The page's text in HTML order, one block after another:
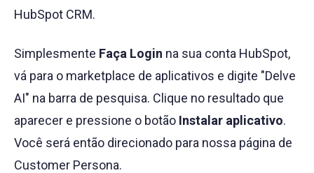
HubSpot CRM.
Simplesmente Faça Login na sua conta HubSpot,
vá para o marketplace de aplicativos e digite "Delve
AI" na barra de pesquisa. Clique no resultado que
aparecer e pressione o botão Instalar aplicativo.
Você será então direcionado para nossa página de
Customer Persona.